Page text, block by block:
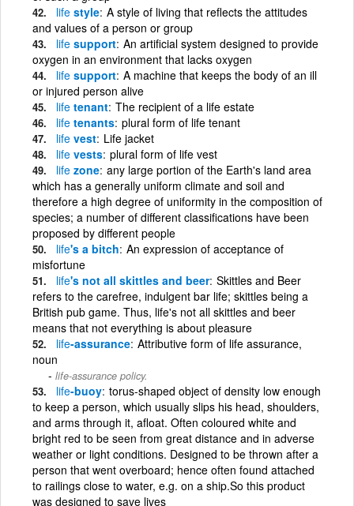
life style A style of living that reflects the attitudes
and values of a person or group
life support An artificial system designed to provide
oxygen in an environment that lacks oxygen
life support A machine that keeps the body of an ill
or injured person alive
life tenant The recipient of a life estate
life tenants plural form of life tenant
life vest Life jacket
life vests plural form of life vest
life zone any large portion of the Earth's land area
which has a generally uniform climate and soil and
therefore a high degree of uniformity in the composition of
species; a number of different classifications have been
proposed by different people
life's a bitch An expression of acceptance of
misfortune
life's not all skittles and beer Skittles and Beer
refers to the carefree, indulgent bar life; skittles being a
British pub game. Thus, life's not all skittles and beer
means that not everything is about pleasure
life-assurance Attributive form of life assurance,
noun
life-assurance policy.
life-buoy torus-shaped object of density low enough
to keep a person, which usually slips his head, shoulders,
and arms through it, afloat. Often coloured white and
bright red to be seen from great distance and in adverse
weather or light conditions. Designed to be thrown after a
person that went overboard; hence often found attached
to railings close to water, e.g. on a ship.So this product
was designed to save lives